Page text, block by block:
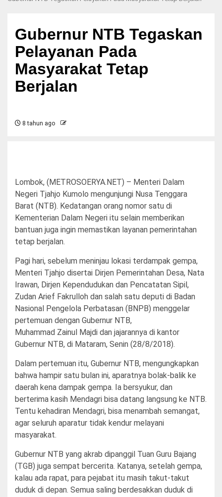
Gubernur NTB Tegaskan
Pelayanan Pada
Masyarakat Tetap
Berjalan
8 tahun ago
Lombok, (METROSOERYA.NET) – Menteri Dalam
Negeri Tjahjo Kumolo mengunjungi Nusa Tenggara
Barat (NTB). Kedatangan orang nomor satu di
Kementerian Dalam Negeri itu selain memberikan
bantuan juga ingin memastikan layanan pemerintahan
tetap berjalan.
Pagi hari, sebelum meninjau lokasi terdampak gempa,
Menteri Tjahjo disertai Dirjen Pemerintahan Desa, Nata
Irawan, Dirjen Kependudukan dan Pencatatan Sipil,
Zudan Arief Fakrulloh dan salah satu deputi di Badan
Nasional Pengelola Perbatasan (BNPB) menggelar
pertemuan dengan Gubernur NTB,
Muhammad Zainul Majdi dan jajarannya di kantor
Gubernur NTB, di Mataram, Senin (28/8/2018).
Dalam pertemuan itu, Gubernur NTB, mengungkapkan
bahwa hampir satu bulan ini, aparatnya bolak-balik ke
daerah kena dampak gempa. Ia bersyukur, dan
berterima kasih Mendagri bisa datang langsung ke NTB.
Tentu kehadiran Mendagri, bisa menambah semangat,
agar seluruh aparatur tidak kendur melayani
masyarakat.
Gubernur NTB yang akrab dipanggil Tuan Guru Bajang
(TGB) juga sempat bercerita. Katanya, setelah gempa,
kalau ada rapat, para pejabat itu masih takut-takut
duduk di depan. Semua saling berdesakkan duduk di